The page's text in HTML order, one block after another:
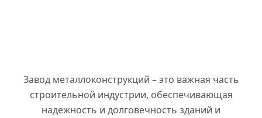
Завод металлоконструкций – это важная часть
строительной индустрии, обеспечивающая
надежность и долговечность зданий и